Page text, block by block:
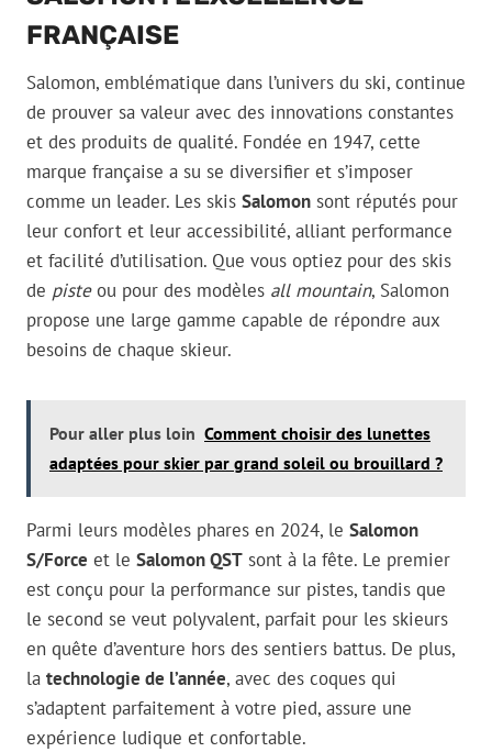
FRANÇAISE
Salomon, emblématique dans l’univers du ski, continue
de prouver sa valeur avec des innovations constantes
et des produits de qualité. Fondée en 1947, cette
marque française a su se diversifier et s’imposer
comme un leader. Les skis Salomon sont réputés pour
leur confort et leur accessibilité, alliant performance
et facilité d’utilisation. Que vous optiez pour des skis
de pisteou pour des modèles all mountain, Salomon
propose une large gamme capable de répondre aux
besoins de chaque skieur.
Pour aller plus loin Comment choisir des lunettes
adaptées pour skier par grand soleil ou brouillard ?
Parmi leurs modèles phares en 2024, le Salomon
S/Force et le Salomon QST sont à la fête. Le premier
est conçu pour la performance sur pistes, tandis que
le second se veut polyvalent, parfait pour les skieurs
en quête d’aventure hors des sentiers battus. De plus,
la technologie de l’année, avec des coques qui
s’adaptent parfaitement à votre pied, assure une
expérience ludique et confortable.